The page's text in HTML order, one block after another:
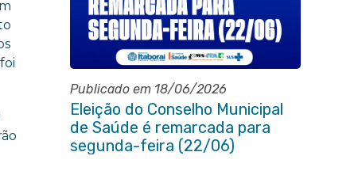
Publicado em 18/06/2026
Eleição do Conselho Municipal
de Saúde é remarcada para
segunda-feira (22/06)